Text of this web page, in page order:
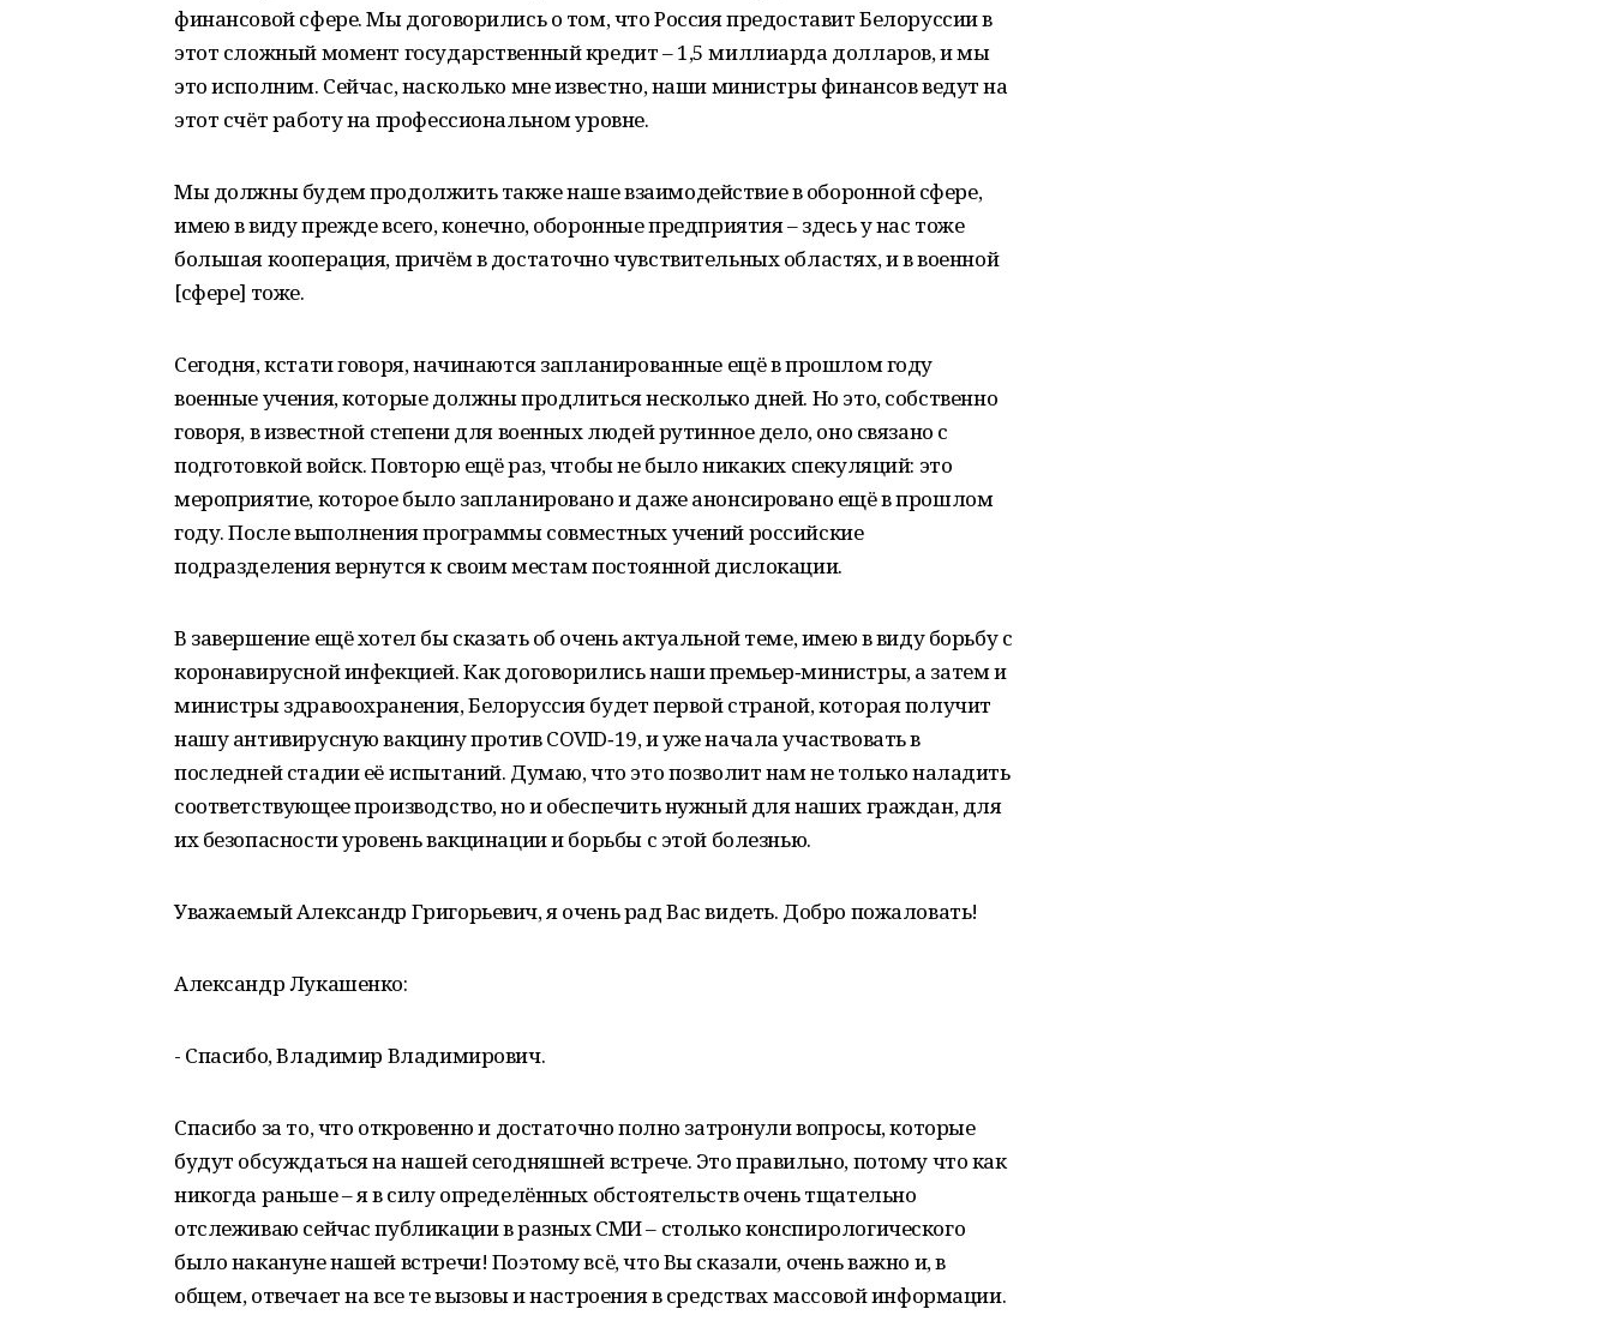
финансовой сфере. Мы договорились о том, что Россия предоставит Белоруссии в
этот сложный момент государственный кредит – 1,5 миллиарда долларов, и мы
это исполним. Сейчас, насколько мне известно, наши министры финансов ведут на
этот счёт работу на профессиональном уровне.
Мы должны будем продолжить также наше взаимодействие в оборонной сфере,
имею в виду прежде всего, конечно, оборонные предприятия – здесь у нас тоже
большая кооперация, причём в достаточно чувствительных областях, и в военной
[сфере] тоже.
Сегодня, кстати говоря, начинаются запланированные ещё в прошлом году
военные учения, которые должны продлиться несколько дней. Но это, собственно
говоря, в известной степени для военных людей рутинное дело, оно связано с
подготовкой войск. Повторю ещё раз, чтобы не было никаких спекуляций: это
мероприятие, которое было запланировано и даже анонсировано ещё в прошлом
году. После выполнения программы совместных учений российские
подразделения вернутся к своим местам постоянной дислокации.
В завершение ещё хотел бы сказать об очень актуальной теме, имею в виду борьбу с
коронавирусной инфекцией. Как договорились наши премьер‑министры, а затем и
министры здравоохранения, Белоруссия будет первой страной, которая получит
нашу антивирусную вакцину против COVID‑19, и уже начала участвовать в
последней стадии её испытаний. Думаю, что это позволит нам не только наладить
соответствующее производство, но и обеспечить нужный для наших граждан, для
их безопасности уровень вакцинации и борьбы с этой болезнью.
Уважаемый Александр Григорьевич, я очень рад Вас видеть. Добро пожаловать!
Александр Лукашенко:
- Спасибо, Владимир Владимирович.
Спасибо за то, что откровенно и достаточно полно затронули вопросы, которые
будут обсуждаться на нашей сегодняшней встрече. Это правильно, потому что как
никогда раньше – я в силу определённых обстоятельств очень тщательно
отслеживаю сейчас публикации в разных СМИ – столько конспирологического
было накануне нашей встречи! Поэтому всё, что Вы сказали, очень важно и, в
общем, отвечает на все те вызовы и настроения в средствах массовой информации.